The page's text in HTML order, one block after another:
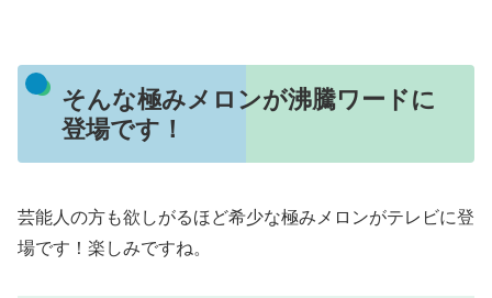
そんな極みメロンが沸騰ワードに
登場です！
芸能人の方も欲しがるほど希少な極みメロンがテレビに登
場です！楽しみですね。